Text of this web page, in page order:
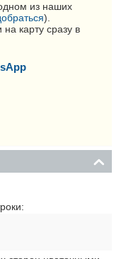
из наших
).
карту сразу в